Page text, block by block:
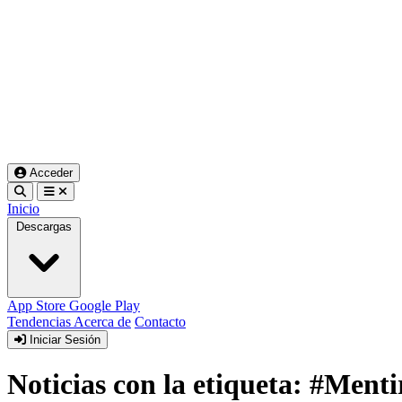
Acceder
Inicio
Descargas
App Store Google Play
Tendencias Acerca de Contacto
Iniciar Sesión
Noticias con la etiqueta: